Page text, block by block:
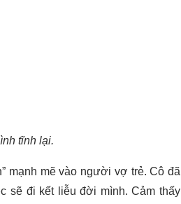
tĩnh lại.
mạnh mẽ vào người vợ trẻ. Cô đã
sẽ đi kết liễu đời mình. Cảm thấy